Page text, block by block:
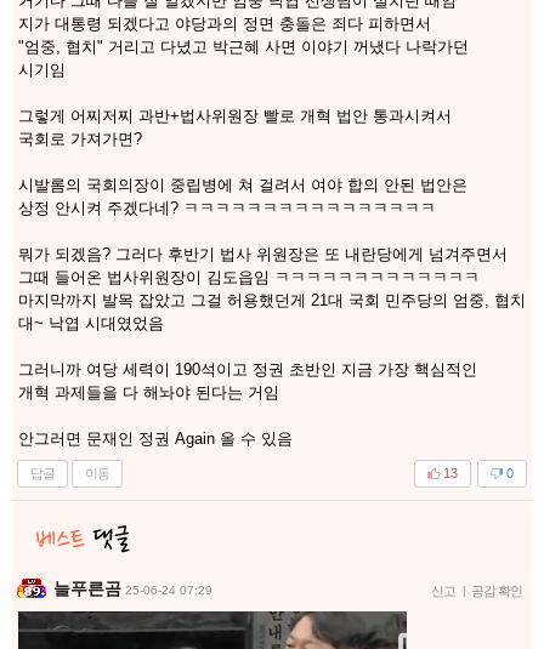
지가 대통령 되겠다고 야당과의 정면 충돌은 죄다 피하면서
"엄중, 협치" 거리고 다녔고 박근혜 사면 이야기 꺼냈다 나락가던
시기임
그렇게 어찌저찌 과반+법사위원장 빨로 개혁 법안 통과시켜서
국회로 가져가면?
시발롬의 국회의장이 중립병에 쳐 걸려서 여야 합의 안된 법안은
상정 안시켜 주겠다네? ㅋㅋㅋㅋㅋㅋㅋㅋㅋㅋㅋㅋㅋㅋㅋㅋ
뭐가 되겠음? 그러다 후반기 법사 위원장은 또 내란당에게 넘겨주면서
그때 들어온 법사위원장이 김도읍임 ㅋㅋㅋㅋㅋㅋㅋㅋㅋㅋㅋㅋㅋ
마지막까지 발목 잡았고 그걸 허용했던게 21대 국회 민주당의 엄중, 협치
대~ 낙엽 시대였었음
그러니까 여당 세력이 190석이고 정권 초반인 지금 가장 핵심적인
개혁 과제들을 다 해놔야 된다는 거임
안그러면 문재인 정권 Again 올 수 있음
답글 이동 0
13
늘푸른곰 25-06-24 07:29 신고 | 공감 확인